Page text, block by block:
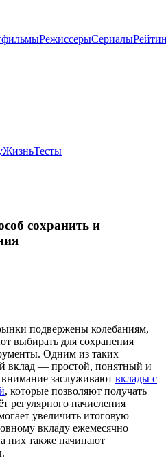
РежиссерыСериалы
ЖизньТесты
сохранить и
подвержены колебаниям,
выбирать для сохранения
Одним из таких
вклад — простой, понятный и
заслуживают вклады с
, которые позволяют получать
регулярного начисления
увеличить итоговую
вкладу ежемесячно
них также начинают